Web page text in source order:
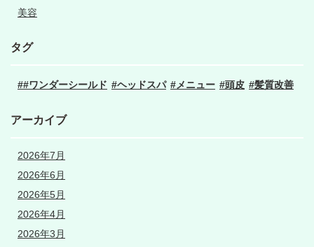
美容
タグ
#ワンダーシールド ヘッドスパ メニュー 頭皮 髪質改善
アーカイブ
2026年7月
2026年6月
2026年5月
2026年4月
2026年3月